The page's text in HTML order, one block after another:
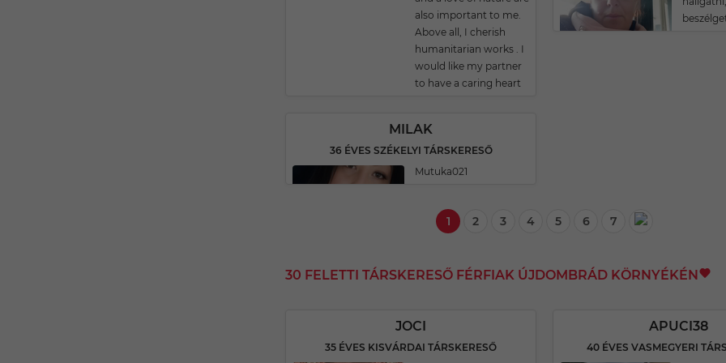
also important to me.
Above all, I cherish
humanitarian works . I
would like my partner
to have a caring heart
MILAK
36 ÉVES SZÉKELYI TÁRSKERESŐ
Mutuka021
1 2 3 4 5 6 7
30 FELETTI TÁRSKERESŐ FÉRFIAK ÚJDOMBRÁD KÖRNYÉKÉN
JOCI
35 ÉVES KISVÁRDAI TÁRSKERESŐ
APUCI38
40 ÉVES VASMEGYERI